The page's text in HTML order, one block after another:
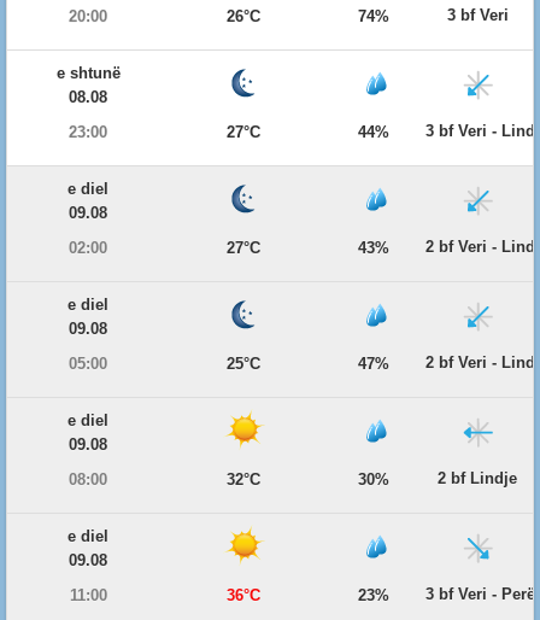
20:00
26°C 74% 3 bf Veri
e shtunë
08.08
23:00
27°C 44% 3 bf Veri -
e diel
09.08
02:00
27°C 43% 2 bf Veri -
e diel
09.08
05:00
25°C 47% 2 bf Veri -
e diel
09.08
08:00
32°C 30% 2 bf Lindje
e diel
09.08
11:00
36°C 23% 3 bf Veri -